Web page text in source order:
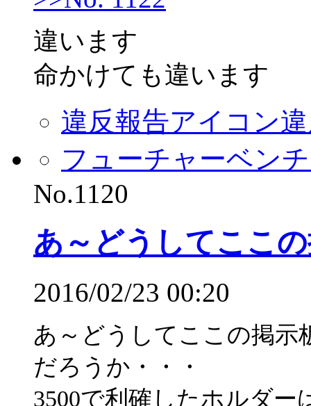
違います
命かけても違います
違反報告アイコン
フューチャーベン
No.1120
あ～どうしてここ
2016/02/23 00:20
あ～どうしてここの掲示
だろうか・・・
3500で利確したホルダ